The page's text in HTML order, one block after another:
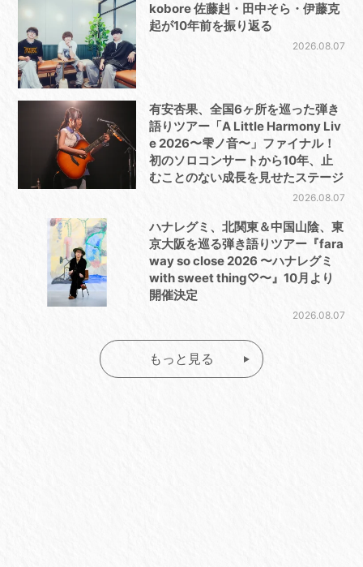
kobore 佐藤赳・田中そら・伊藤克
起が10年前を振り返る
2026.08.07
有安杏果、全国6ヶ所を巡った弾き
語りツアー「A Little Harmony Liv
e 2026〜雫ノ音〜」ファイナル！
初のソロコンサートから10年、止
むことのない成長を見せたステージ
2026.08.07
ハナレグミ、北関東＆中国山陰、東
京大阪を巡る弾き語りツアー『fara
way so close 2026 〜ハナレグミ
with sweet thing♡〜』10月より
開催決定
2026.08.07
もっと見る